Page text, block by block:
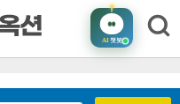
AI챗봇